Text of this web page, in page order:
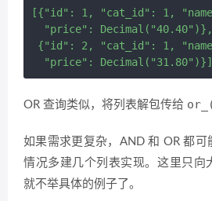
[{"id": 1, "cat_id": 1,
  "price": Decimal("40.40")},
{"id": 2, "cat_id": 1,
OR 查询类似，将列表解包传给
如果需求更复杂，AND 和 OR 都
情况多建几个列表实现。这里只向
就不举具体的例子了。